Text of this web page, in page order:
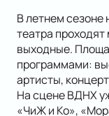
В летнем сезоне
театра
выходные.
программами:
артисты,
На сцене ВДНХ
«ЧиЖ и Ко»,